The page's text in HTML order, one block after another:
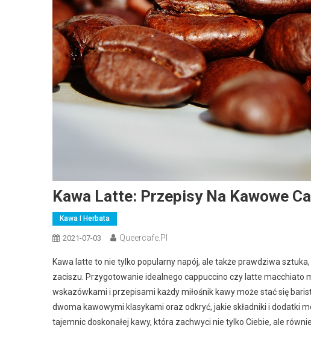
Kawa Latte: Przepisy Na Kawowe
Kawa I Herbata
2021-07-03 Queercafe.pl
Kawa latte to nie tylko popularny napój, ale także prawdziwa
zaciszu. Przygotowanie idealnego cappuccino czy latte macchiato
wskazówkami i przepisami każdy miłośnik kawy może stać się
dwoma kawowymi klasykami oraz odkryć, jakie składniki i dodatki
tajemnic doskonałej kawy, która zachwyci nie tylko Ciebie, ale